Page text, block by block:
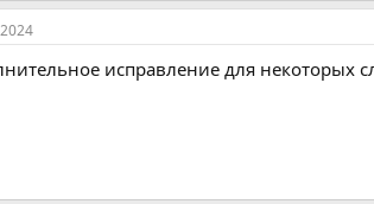
исправление для некоторых